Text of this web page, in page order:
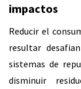
impactos
Reducir el
resultar
sistemas de
disminuir